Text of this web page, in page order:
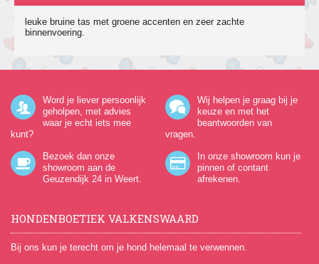
leuke bruine tas met groene accenten en zeer zachte
binnenvoering.
Word je liever persoonlijk
geholpen, met advies
waar je echt iets mee
kunt?
Wij helpen je graag bij je
keuze en met het
beantwoorden van
vragen.
Bezoek dan onze
showroom aan de
Geuzendijk 24 in Weert.
In onze showroom kun je
pinnen of contant
afrekenen.
HONDENBOETIEK VALKENSWAARD
Bij ons kun je terecht om je hond helemaal te verwennen.